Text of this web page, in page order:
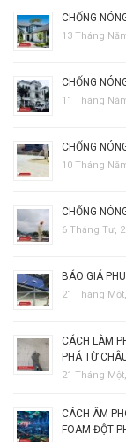
CHỐNG
13 Tháng
CHỐNG
11 Tháng
CHỐNG
10 Tháng
CHỐNG
6 Tháng Tư,
BÁO GIÁ
21 Tháng
CÁCH LÀM
PHÁ TỪ
21 Tháng
CÁCH ÂM
FOAM ĐỘT